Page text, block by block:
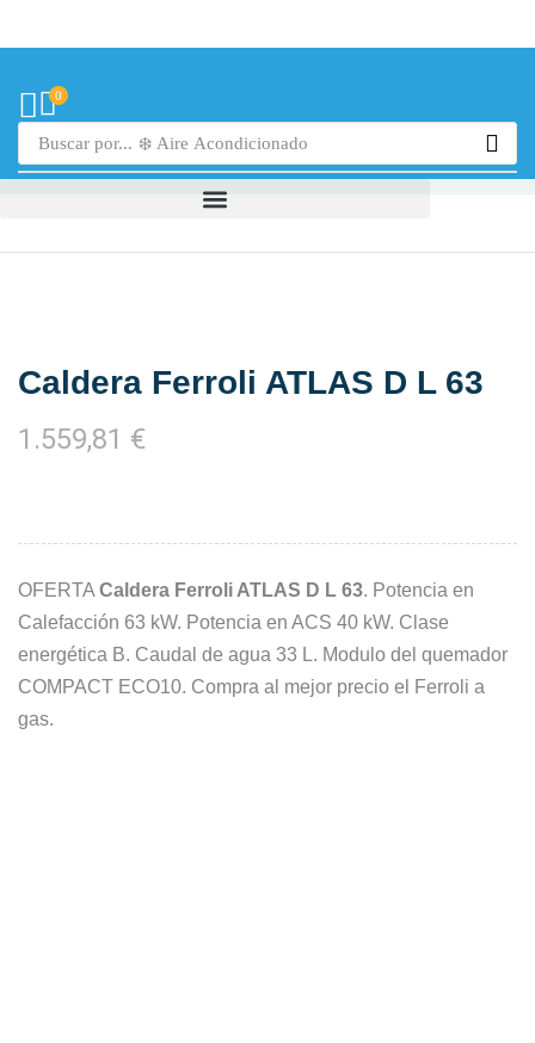
0
Buscar por... ❄️ Aire Acondicionado
Caldera Ferroli ATLAS D L 63
1.559,81 €
OFERTA Caldera Ferroli ATLAS D L 63. Potencia en
Calefacción 63 kW. Potencia en ACS 40 kW. Clase
energética B. Caudal de agua 33 L. Modulo del quemador
COMPACT ECO10. Compra al mejor precio el Ferroli a
gas.